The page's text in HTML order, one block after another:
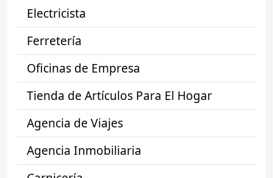
Electricista
Ferretería
Oficinas de Empresa
Tienda de Artículos Para El Hogar
Agencia de Viajes
Agencia Inmobiliaria